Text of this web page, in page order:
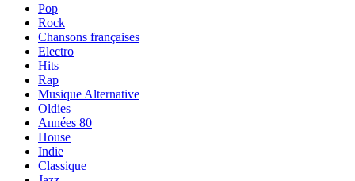
Pop
Rock
Chansons françaises
Electro
Hits
Rap
Musique Alternative
Oldies
Années 80
House
Indie
Classique